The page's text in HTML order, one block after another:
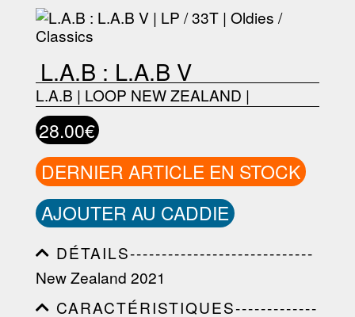
L.A.B : L.A.B V
L.A.B | LOOP NEW ZEALAND |
28.00€
DERNIER ARTICLE EN STOCK
AJOUTER AU CADDIE
DÉTAILS-----------------------------
-----------------------------------------
-----------------------------------------
-----------------------------------------
-----------------------------------------
New Zealand 2021
CARACTÉRISTIQUES-------------